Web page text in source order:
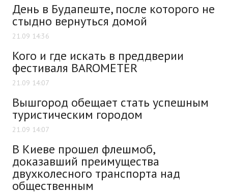
День в Будапеште, после которого не
стыдно вернуться домой
21.09 14:36
Кого и где искать в преддверии
фестиваля BAROMETER
21.09 14:07
Вышгород обещает стать успешным
туристическим городом
21.09 14:07
В Киеве прошел флешмоб,
доказавший преимущества
двухколесного транспорта над
общественным